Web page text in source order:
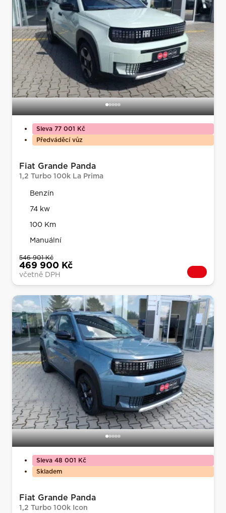
Sleva 77 001 Kč
Předváděcí vůz
Fiat Grande Panda
1,2 Turbo 100k La Prima
Benzín
74 kw
100 Km
Manuální
546 901 Kč
469 900 Kč
včetně DPH
Sleva 48 001 Kč
Skladem
Fiat Grande Panda
1,2 Turbo 100k Icon